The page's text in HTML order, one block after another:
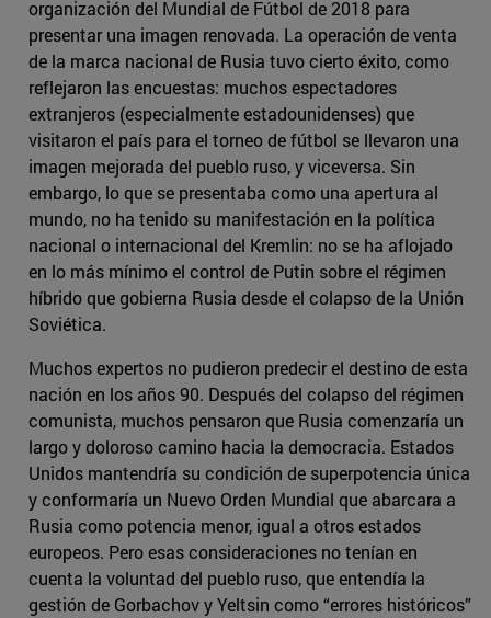
organización del Mundial de Fútbol de 2018 para
presentar una imagen renovada. La operación de venta
de la marca nacional de Rusia tuvo cierto éxito, como
reflejaron las encuestas: muchos espectadores
extranjeros (especialmente estadounidenses) que
visitaron el país para el torneo de fútbol se llevaron una
imagen mejorada del pueblo ruso, y viceversa. Sin
embargo, lo que se presentaba como una apertura al
mundo, no ha tenido su manifestación en la política
nacional o internacional del Kremlin: no se ha aflojado
en lo más mínimo el control de Putin sobre el régimen
híbrido que gobierna Rusia desde el colapso de la Unión
Soviética.
Muchos expertos no pudieron predecir el destino de esta
nación en los años 90. Después del colapso del régimen
comunista, muchos pensaron que Rusia comenzaría un
largo y doloroso camino hacia la democracia. Estados
Unidos mantendría su condición de superpotencia única
y conformaría un Nuevo Orden Mundial que abarcara a
Rusia como potencia menor, igual a otros estados
europeos. Pero esas consideraciones no tenían en
cuenta la voluntad del pueblo ruso, que entendía la
gestión de Gorbachov y Yeltsin como “errores históricos”